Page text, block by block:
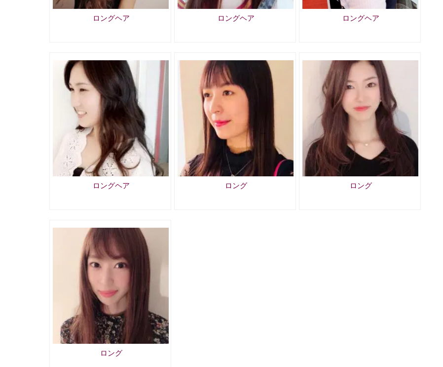
ロングヘア ロングヘア ロングヘア
ロングヘア ロング ロング
ロング